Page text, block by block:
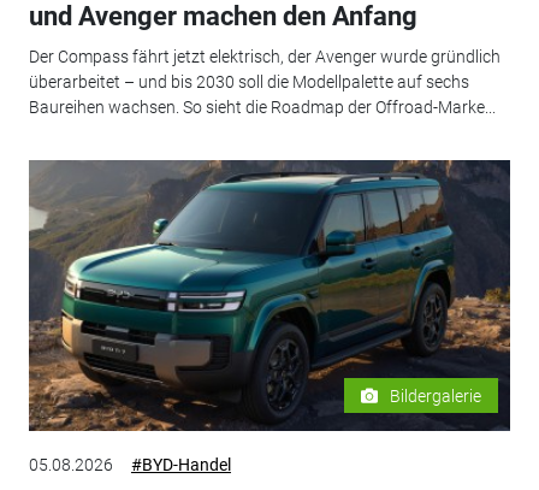
und Avenger machen den Anfang
Der Compass fährt jetzt elektrisch, der Avenger wurde gründlich
überarbeitet – und bis 2030 soll die Modellpalette auf sechs
Baureihen wachsen. So sieht die Roadmap der Offroad-Marke...
Bildergalerie
05.08.2026 #BYD-Handel